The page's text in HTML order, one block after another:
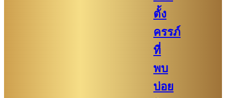
ตั้ง
ครรภ์
ที่
พบ
บ่อย